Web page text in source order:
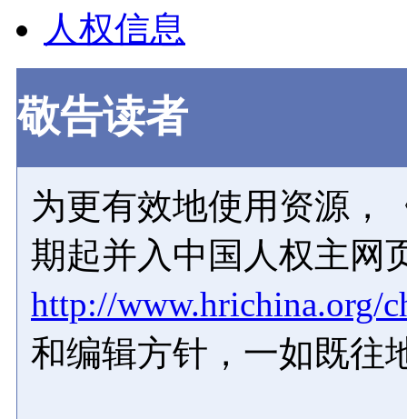
人权信息
敬告读者
为更有效地使用资源，
期起并入中国人权主网
http://www.hrichina.org/
和编辑方针，一如既往